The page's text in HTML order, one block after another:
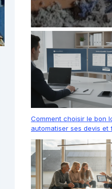
Comment choisir le bon
automatiser ses devis et